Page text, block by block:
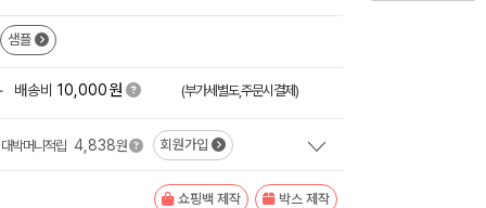
샘플
배송비 10,000원 (부가세별도,주문시결제)
대박머니적립 4,838원 회원가입
쇼핑백 제작 박스 제작